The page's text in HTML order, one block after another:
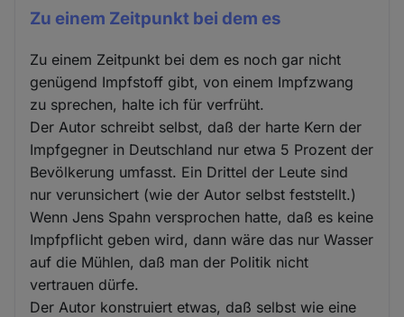
Zu einem Zeitpunkt bei dem es
Zu einem Zeitpunkt bei dem es noch gar nicht
genügend Impfstoff gibt, von einem Impfzwang
zu sprechen, halte ich für verfrüht.
Der Autor schreibt selbst, daß der harte Kern der
Impfgegner in Deutschland nur etwa 5 Prozent der
Bevölkerung umfasst. Ein Drittel der Leute sind
nur verunsichert (wie der Autor selbst feststellt.)
Wenn Jens Spahn versprochen hatte, daß es keine
Impfpflicht geben wird, dann wäre das nur Wasser
auf die Mühlen, daß man der Politik nicht
vertrauen dürfe.
Der Autor konstruiert etwas, daß selbst wie eine